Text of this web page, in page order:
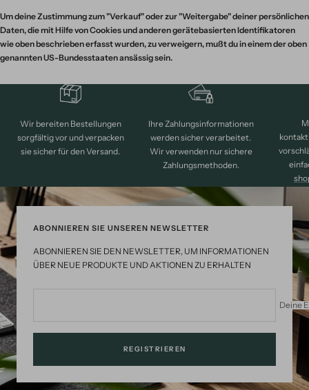
Um deine Zustimmung zum "Verkauf" oder zur "Weitergabe" deiner persönlichen
Daten, die mit Hilfe von Cookies und anderen gerätebasierten Identifikatoren
wie oben beschrieben erfasst wurden, zu verweigern, mußt du in einem der oben
genannten US-Bundesstaaten ansässig sein.
Wir bereiten Bestellungen
sorgfältig vor und verpacken
sie sicher für den Versand.
Ihre Zahlungsinformationen
werden sicher verarbeitet.
Wir verwenden nur sichere
Zahlungsmethoden.
ABONNIEREN SIE UNSEREN NEWSLETTER
ABONNIEREN SIE DEN NEWSLETTER, UM INFORMATIONEN
ÜBER NEUE PRODUKTE UND AKTIONEN ZU ERHALTEN
Deine
REGISTRIEREN